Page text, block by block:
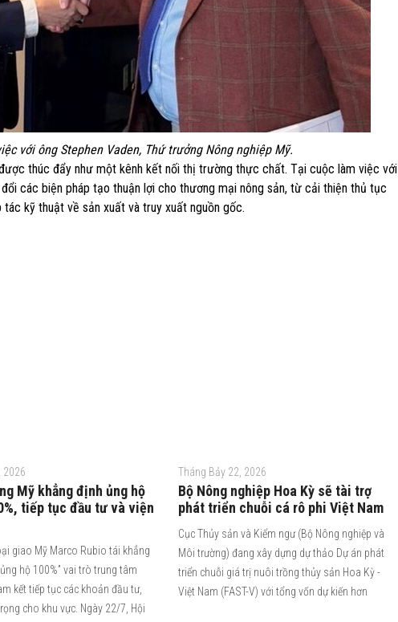
với ông Stephen Vaden, Thứ trưởng Nông nghiệp Mỹ.
thúc đẩy như một kênh kết nối thị trường thực chất. Tại cuộc làm việc với
các biện pháp tạo thuận lợi cho thương mại nông sản, từ cải thiện thủ tục
kỹ thuật về sản xuất và truy xuất nguồn gốc.
2026
Mỹ khẳng định ủng hộ
tiếp tục đầu tư và viện
giao Mỹ Marco Rubio tái khẳng
hộ 100%” vai trò trung tâm
kết tiếp tục các khoản đầu tư,
cho khu vực. Ngày 22/7, Hội
Tháng Bảy 22, 2026
Bộ Nông nghiệp Hoa Kỳ sẽ tài trợ
phát triển chuỗi cá rô phi Việt Nam
Cục Thủy sản và Kiểm ngư (Bộ Nông nghiệp và
Môi trường) đang xây dựng dự thảo Dự án phát
triển chuỗi giá trị nuôi trồng thủy sản Hoa Kỳ -
Việt Nam (FAST-V) với tổng vốn dự kiến hơn